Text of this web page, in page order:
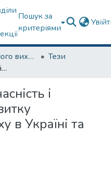
Пошук за
критеріями
Кафедра фізичного виховання та спортивного вдосконалення
Тези
Становлення, сучасність і перспективи розвитку олімпійського руху в Україні та світі
і
в Україні та